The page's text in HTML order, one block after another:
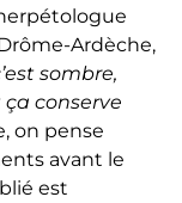
Ardèche,
sombre,
conserve
on pense
avant le
est